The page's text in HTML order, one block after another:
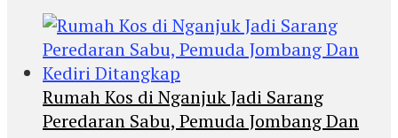
Rumah Kos di Nganjuk Jadi Sarang
Peredaran Sabu, Pemuda Jombang Dan